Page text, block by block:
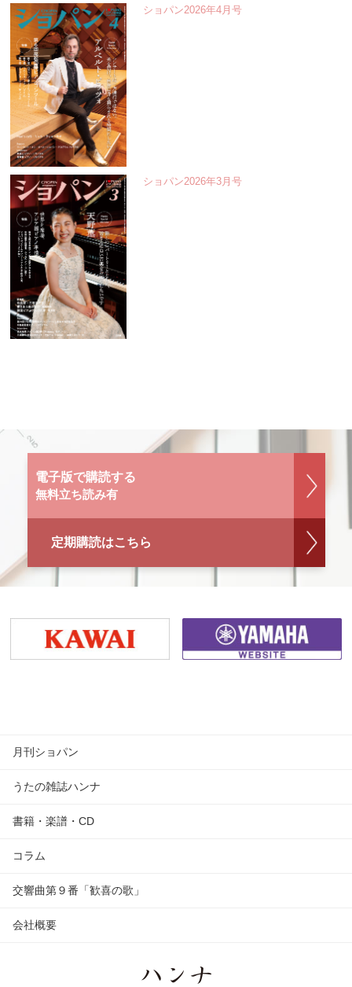
ショパン2026年4月号
ショパン2026年3月号
電子版で購読する
無料立ち読み有
定期購読はこちら
月刊ショパン
うたの雑誌ハンナ
書籍・楽譜・CD
コラム
交響曲第９番「歓喜の歌」
会社概要